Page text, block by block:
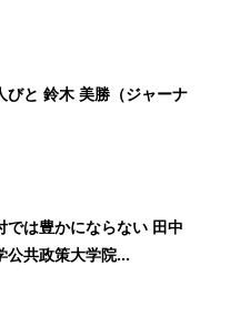
びと 鈴木 美勝（ジャーナ
では豊かにならない 田中
公共政策大学院...